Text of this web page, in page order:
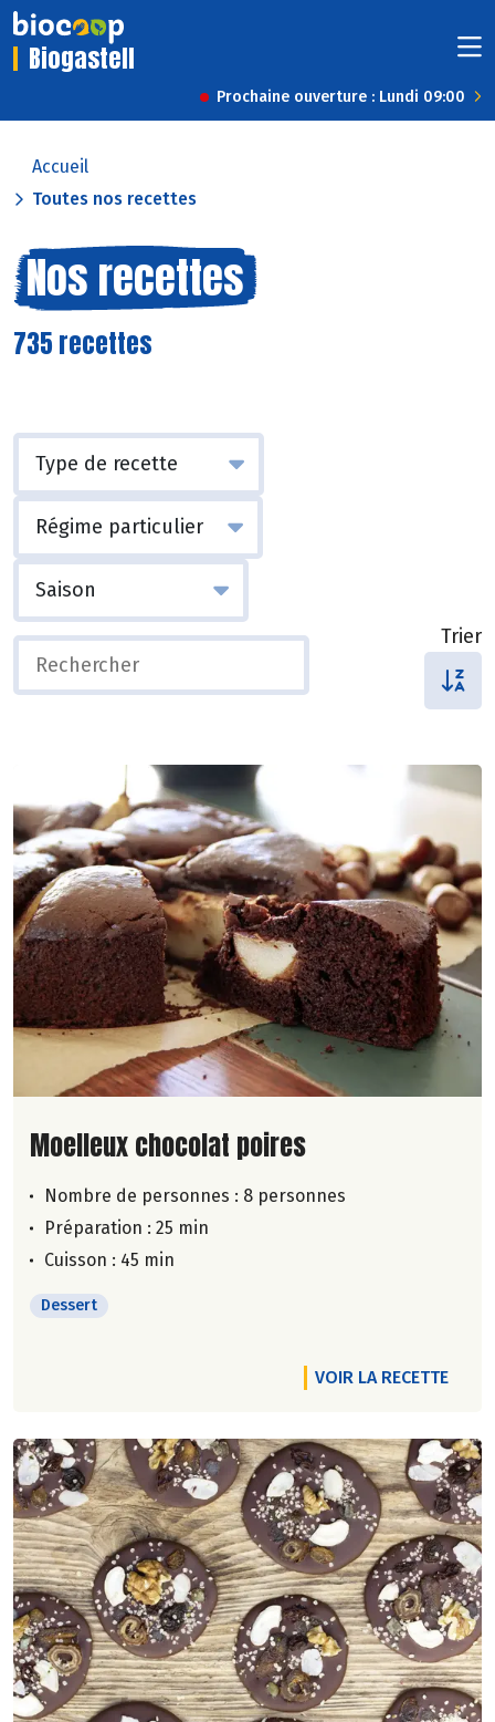
Biogastell
Prochaine ouverture : Lundi 09:00
Accueil
Toutes nos recettes
Nos recettes
735 recettes
Trier
Lire la suite de la recette
Moelleux chocolat poires
Nombre de personnes : 8 personnes
Préparation : 25 min
Cuisson : 45 min
Dessert
VOIR LA RECETTE